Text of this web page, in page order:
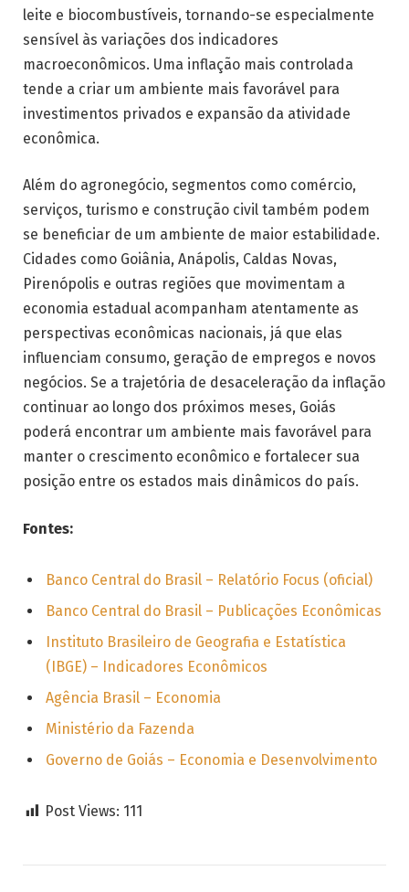
leite e biocombustíveis, tornando-se especialmente
sensível às variações dos indicadores
macroeconômicos. Uma inflação mais controlada
tende a criar um ambiente mais favorável para
investimentos privados e expansão da atividade
econômica.
Além do agronegócio, segmentos como comércio,
serviços, turismo e construção civil também podem
se beneficiar de um ambiente de maior estabilidade.
Cidades como Goiânia, Anápolis, Caldas Novas,
Pirenópolis e outras regiões que movimentam a
economia estadual acompanham atentamente as
perspectivas econômicas nacionais, já que elas
influenciam consumo, geração de empregos e novos
negócios. Se a trajetória de desaceleração da inflação
continuar ao longo dos próximos meses, Goiás
poderá encontrar um ambiente mais favorável para
manter o crescimento econômico e fortalecer sua
posição entre os estados mais dinâmicos do país.
Fontes:
Banco Central do Brasil – Relatório Focus (oficial)
Banco Central do Brasil – Publicações Econômicas
Instituto Brasileiro de Geografia e Estatística
(IBGE) – Indicadores Econômicos
Agência Brasil – Economia
Ministério da Fazenda
Governo de Goiás – Economia e Desenvolvimento
Post Views: 111